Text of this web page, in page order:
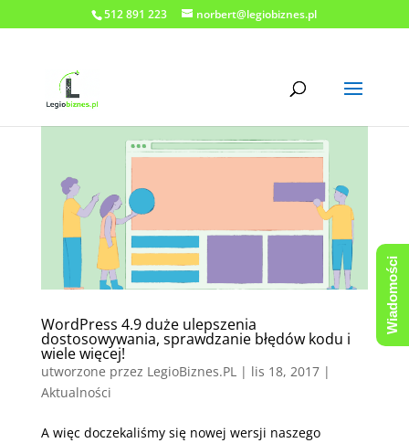
512 891 223 norbert@legiobiznes.pl
WordPress 4.9 duże ulepszenia
dostosowywania, sprawdzanie błędów kodu i
wiele więcej!
utworzone przez LegioBiznes.PL| lis 18, 2017|
Aktualności
A więc doczekaliśmy się nowej wersji naszego
Wiadomości